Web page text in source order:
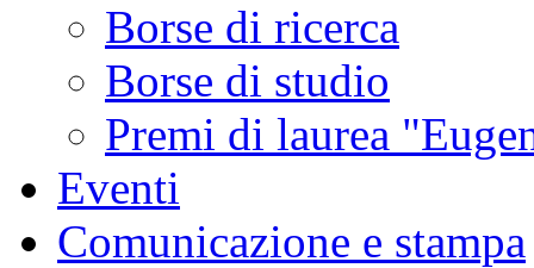
Borse di ricerca
Borse di studio
Premi di laurea
Eventi
Comunicazione e stampa